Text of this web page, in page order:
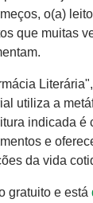
o(a)
que muitas
utiliza a
indicada é
e
da vida
gratuito e está